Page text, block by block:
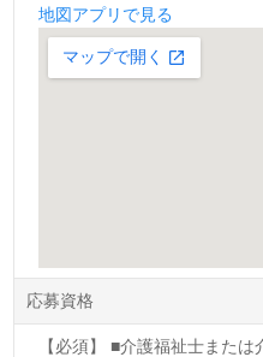
地図アプリで見る
応募資格
【必須】 ■介護福祉士また